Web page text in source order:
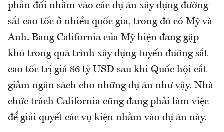
phản đối nhằm vào các dự án xây dựng đường
sắt cao tốc ở nhiều quốc gia, trong đó có Mỹ và
Anh. Bang California của Mỹ hiện đang gặp
khó trong quá trình xây dựng tuyến đường sắt
cao tốc trị giá 86 tỷ USD sau khi Quốc hội cắt
giảm ngân sách cho những dự án như vậy. Nhà
chức trách California cũng đang phải làm việc
để giải quyết các vụ kiện nhằm vào dự án này.